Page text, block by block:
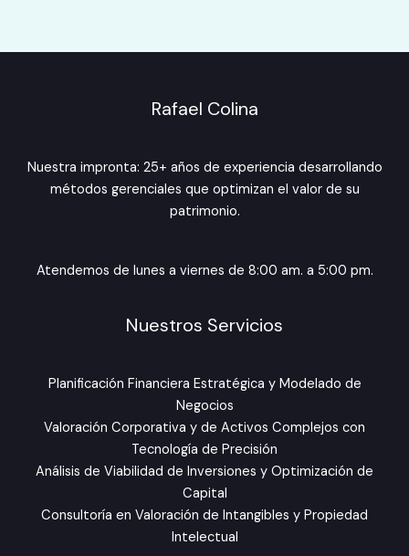
Rafael Colina
Nuestra impronta: 25+ años de experiencia desarrollando
métodos gerenciales que optimizan el valor de su
patrimonio.
Atendemos de lunes a viernes de 8:00 am. a 5:00 pm.
Nuestros Servicios
Planificación Financiera Estratégica y Modelado de
Negocios
Valoración Corporativa y de Activos Complejos con
Tecnología de Precisión
Análisis de Viabilidad de Inversiones y Optimización de
Capital
Consultoría en Valoración de Intangibles y Propiedad
Intelectual